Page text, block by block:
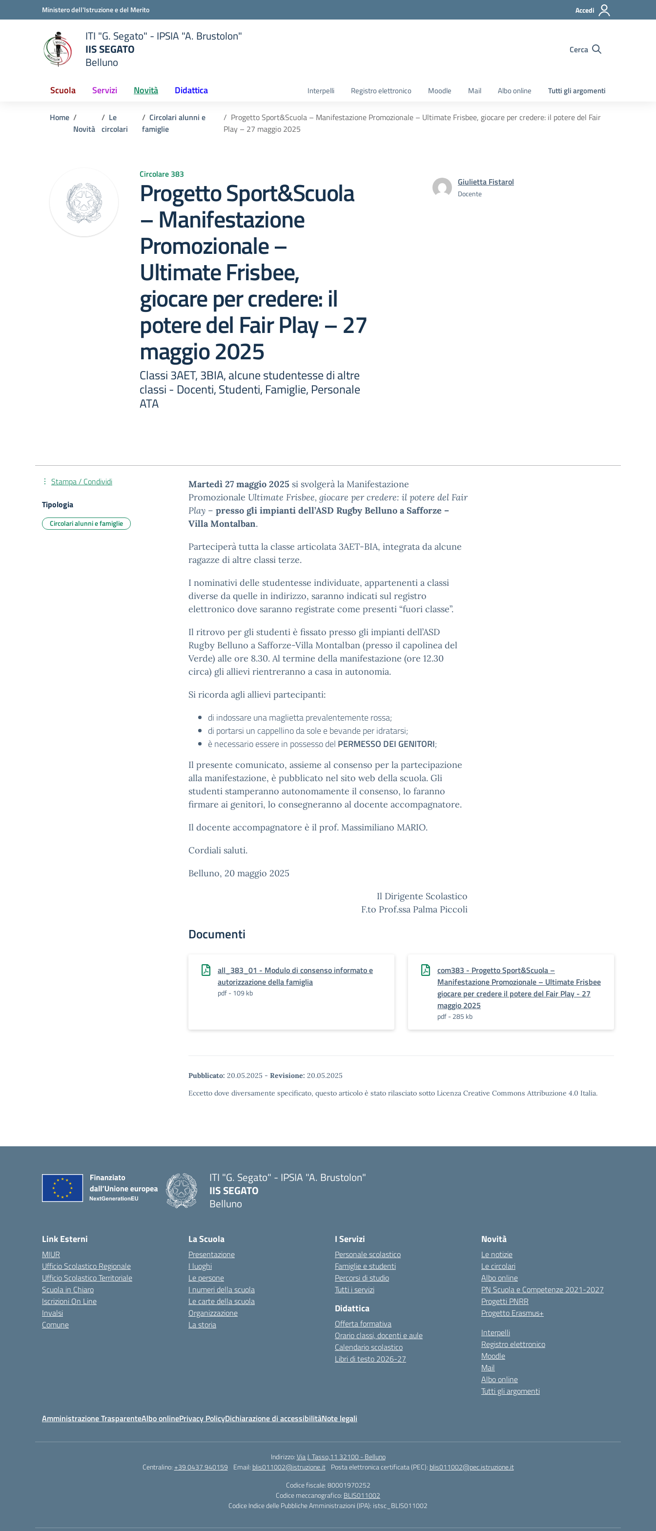
Vai ai contenuti
Vai al menu di navigazioneMinistero dell'Istruzione e del Merito Accedi
scuola
ITI "G. Segato" - IPSIA "A. Brustolon"
IIS SEGATO
Belluno
Cerca
Scuola Servizi Novità Didattica Interpelli Registro elettronico Moodle Mail Albo online Tutti gli argomenti
Home
Novità
Le
circolari
Circolari alunni e
famiglie
Progetto Sport&Scuola – Manifestazione Promozionale – Ultimate Frisbee, giocare per credere: il potere del Fair
Play – 27 maggio 2025
Circolare 383
Progetto Sport&Scuola
– Manifestazione
Promozionale –
Ultimate Frisbee,
giocare per credere: il
potere del Fair Play – 27
maggio 2025
Classi 3AET, 3BIA, alcune studentesse di altre
classi - Docenti, Studenti, Famiglie, Personale
ATA
Giulietta Fistarol
Docente
Martedì 27 maggio 2025 si svolgerà la Manifestazione
Promozionale Ultimate Frisbee, giocare per credere: il potere del Fair
Play – presso gli impianti dell’ASD Rugby Belluno a Safforze –
Villa Montalban.
Parteciperà tutta la classe articolata 3AET-BIA, integrata da alcune
ragazze di altre classi terze.
I nominativi delle studentesse individuate, appartenenti a classi
diverse da quelle in indirizzo, saranno indicati sul registro
elettronico dove saranno registrate come presenti “fuori classe”.
Il ritrovo per gli studenti è fissato presso gli impianti dell’ASD
Rugby Belluno a Safforze-Villa Montalban (presso il capolinea del
Verde) alle ore 8.30. Al termine della manifestazione (ore 12.30
circa) gli allievi rientreranno a casa in autonomia.
Si ricorda agli allievi partecipanti:
di indossare una maglietta prevalentemente rossa;
di portarsi un cappellino da sole e bevande per idratarsi;
è necessario essere in possesso del PERMESSO DEI GENITORI;
Il presente comunicato, assieme al consenso per la partecipazione
alla manifestazione, è pubblicato nel sito web della scuola. Gli
studenti stamperanno autonomamente il consenso, lo faranno
firmare ai genitori, lo consegneranno al docente accompagnatore.
Il docente accompagnatore è il prof. Massimiliano MARIO.
Cordiali saluti.
Belluno, 20 maggio 2025
Il Dirigente Scolastico
F.to Prof.ssa Palma Piccoli
Documenti
all_383_01 - Modulo di consenso informato e
autorizzazione della famiglia
pdf - 109 kb
com383 - Progetto Sport&Scuola –
Manifestazione Promozionale – Ultimate Frisbee
giocare per credere il potere del Fair Play - 27
maggio 2025
pdf - 285 kb
Pubblicato: 20.05.2025 - Revisione: 20.05.2025
Eccetto dove diversamente specificato, questo articolo è stato rilasciato sotto Licenza Creative Commons Attribuzione 4.0 Italia.
Stampa / Condividi
Tipologia
Circolari alunni e famiglie
ITI "G. Segato" - IPSIA "A. Brustolon"
IIS SEGATO
Belluno
Link Esterni
MIUR
Ufficio Scolastico Regionale
Ufficio Scolastico Territoriale
Scuola in Chiaro
Iscrizioni On Line
Invalsi
Comune
La Scuola
Presentazione
I luoghi
Le persone
I numeri della scuola
Le carte della scuola
Organizzazione
La storia
I Servizi
Personale scolastico
Famiglie e studenti
Percorsi di studio
Tutti i servizi
Didattica
Offerta formativa
Orario classi, docenti e aule
Calendario scolastico
Libri di testo 2026-27
Novità
Le notizie
Le circolari
Albo online
PN Scuola e Competenze 2021-2027
Progetti PNRR
Progetto Erasmus+
Interpelli
Registro elettronico
Moodle
Mail
Albo online
Tutti gli argomenti
Amministrazione TrasparenteAlbo onlinePrivacy PolicyDichiarazione di accessibilitàNote legali
Indirizzo:Via J. Tasso,11 32100 - Belluno
Centralino:+39 0437 940159 Email: blis011002@istruzione.it Posta elettronica certificata (PEC): blis011002@pec.istruzione.it
Codice fiscale: 80001970252
Codice meccanografico: BLIS011002
Codice Indice delle Pubbliche Amministrazioni (IPA): istsc_BLIS011002